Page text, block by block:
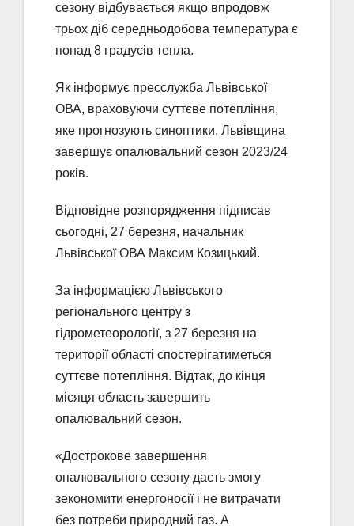
сезону відбувається якщо впродовж
трьох діб середньодобова температура є
понад 8 градусів тепла.
Як інформує пресслужба Львівської
ОВА, враховуючи суттєве потепління,
яке прогнозують синоптики, Львівщина
завершує опалювальний сезон 2023/24
років.
Відповідне розпорядження підписав
сьогодні, 27 березня, начальник
Львівської ОВА Максим Козицький.
За інформацією Львівського
регіонального центру з
гідрометеорології, з 27 березня на
території області спостерігатиметься
суттєве потепління. Відтак, до кінця
місяця область завершить
опалювальний сезон.
«Дострокове завершення
опалювального сезону дасть змогу
зекономити енергоносії і не витрачати
без потреби природний газ. А